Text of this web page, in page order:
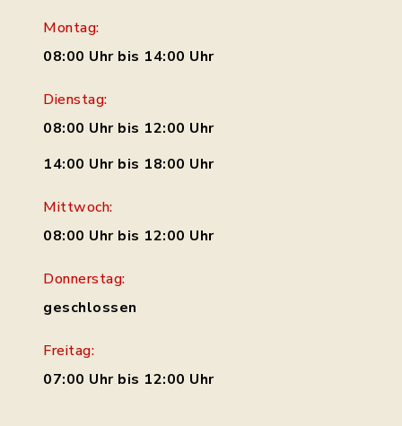
Montag:
08:00 Uhr bis 14:00 Uhr
Dienstag:
08:00 Uhr bis 12:00 Uhr
14:00 Uhr bis 18:00 Uhr
Mittwoch:
08:00 Uhr bis 12:00 Uhr
Donnerstag:
geschlossen
Freitag:
07:00 Uhr bis 12:00 Uhr